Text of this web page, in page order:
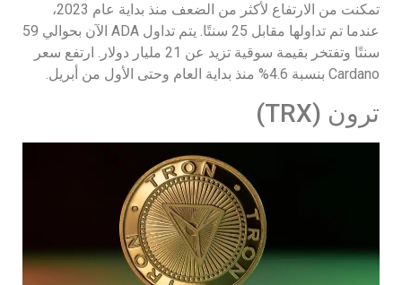
تمكنت من الارتفاع لأكثر من الضعف منذ بداية عام 2023،
عندما تم تداولها مقابل 25 سنتًا. يتم تداول ADA الآن بحوالي 59
سنتًا وتفتخر بقيمة سوقية تزيد عن 21 مليار دولار. ارتفع سعر
Cardano بنسبة 4.6% منذ بداية العام وحتى الأول من أبريل.
ترون (TRX)